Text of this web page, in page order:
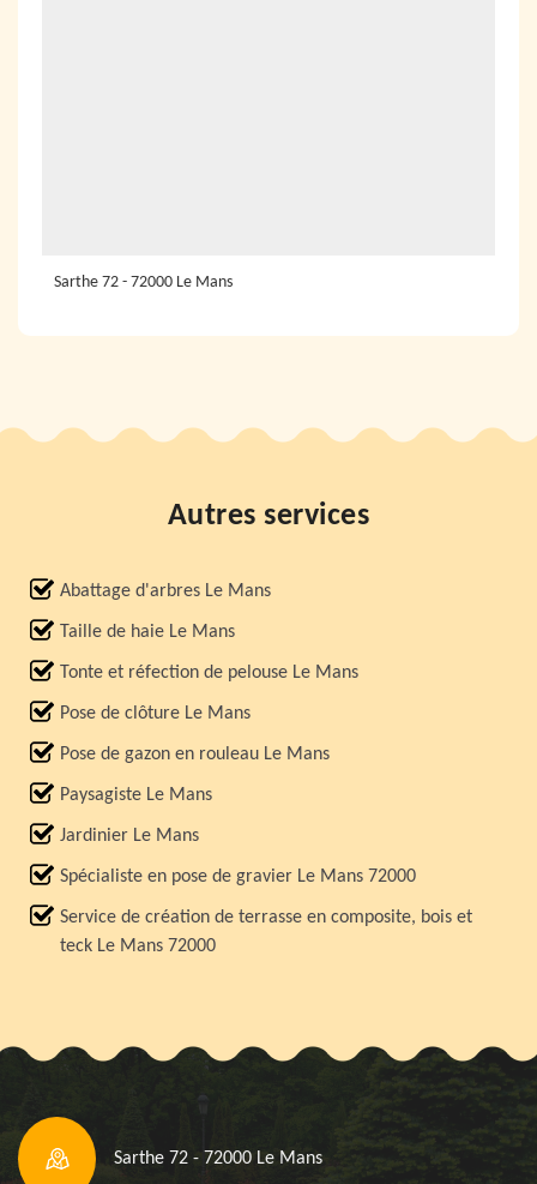
Sarthe 72 - 72000 Le Mans
Autres services
Abattage d'arbres Le Mans
Taille de haie Le Mans
Tonte et réfection de pelouse Le Mans
Pose de clôture Le Mans
Pose de gazon en rouleau Le Mans
Paysagiste Le Mans
Jardinier Le Mans
Spécialiste en pose de gravier Le Mans 72000
Service de création de terrasse en composite, bois et
teck Le Mans 72000
Sarthe 72 - 72000 Le Mans